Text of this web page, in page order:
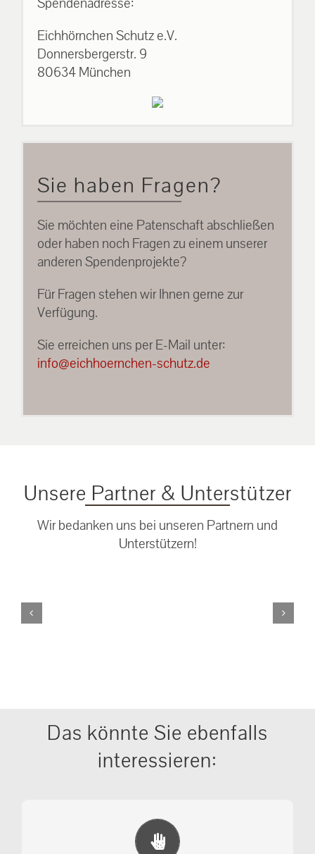
Eichhörnchen Schutz e.V.
Donnersbergerstr. 9
80634 München
Sie haben Fragen?
Sie möchten eine Patenschaft abschließen
oder haben noch Fragen zu einem unserer
anderen Spendenprojekte?
Für Fragen stehen wir Ihnen gerne zur
Verfügung.
Sie erreichen uns per E-Mail unter:
info@eichhoernchen-schutz.de
Unsere Partner & Unterstützer
Wir bedanken uns bei unseren Partnern und
Unterstützern!
Das könnte Sie ebenfalls
interessieren:
Erste Hilfe Maßnahmen